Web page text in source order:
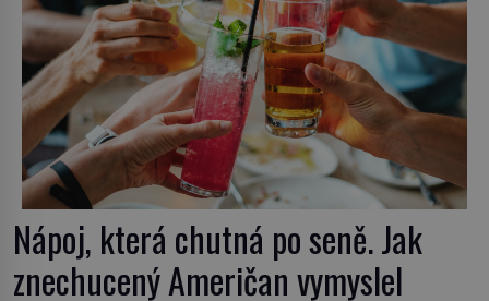
Nápoj, která chutná po seně. Jak
znechucený Američan vymyslel